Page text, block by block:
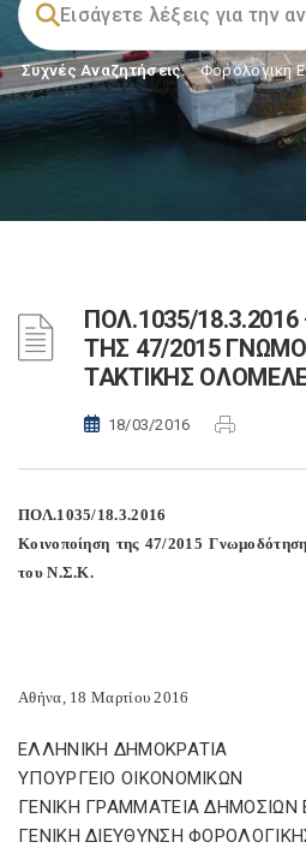
Συχνές Αναζητήσεις: Φορολογικη
ΠΟΛ.1035/
ΤΗΣ 47/2015
ΤΑΚΤΙΚΗΣ
18/03/2016
ΠΟΛ.1035/18.3.2016
Κοινοποίηση της 47/2015
του Ν.Σ.Κ.
Αθήνα, 18 Μαρτίου 2016
ΕΛΛΗΝΙΚΗ ΔΗΜΟΚΡΑΤΙΑ
ΥΠΟΥΡΓΕΙΟ ΟΙΚΟΝΟΜΙΚΩΝ
ΓΕΝΙΚΗ ΓΡΑΜΜΑΤΕΙΑ ΔΗΜΟΣΙΩΝ
ΓΕΝΙΚΗ ΔΙΕΥΘΥΝΣΗ